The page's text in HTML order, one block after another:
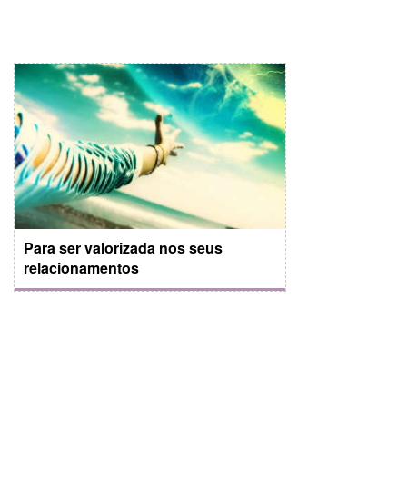
Para ser valorizada nos seus
relacionamentos